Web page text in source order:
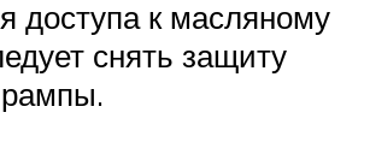
доступа к масляному
снять защиту